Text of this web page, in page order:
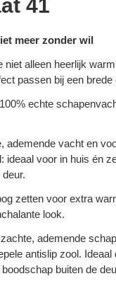
41
meer zonder wil
niet alleen heerlijk
passen bij een brede
echte
ademende vacht en
ideaal voor in huis én
zetten voor extra
look.
ademende
antislip zool.
buiten de